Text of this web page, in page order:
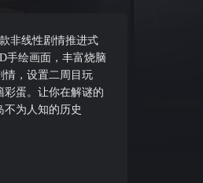
非线性剧情推进式
手绘画面，丰富烧脑
情，设置二周目玩
彩蛋。让你在解谜的
不为人知的历史